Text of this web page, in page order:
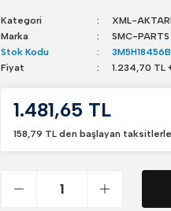
Kategori XML-
Marka
SMC-PARTS
Stok Kodu
Fiyat
1.234,70 TL
1.481,65 TL
158,79 TL den başlayan